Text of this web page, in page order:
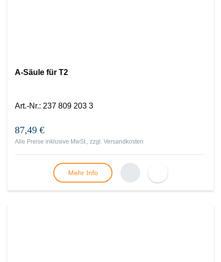
A-Säule für T2
Art.-Nr.: 237 809 203 3
87,49 €
Alle Preise inklusive MwSt., zzgl. Versandkosten
Mehr Info